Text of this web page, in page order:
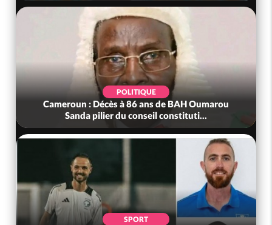
POLITIQUE
Cameroun : Décès à 86 ans de BAH Oumarou
Sanda pilier du conseil constituti...
SPORT